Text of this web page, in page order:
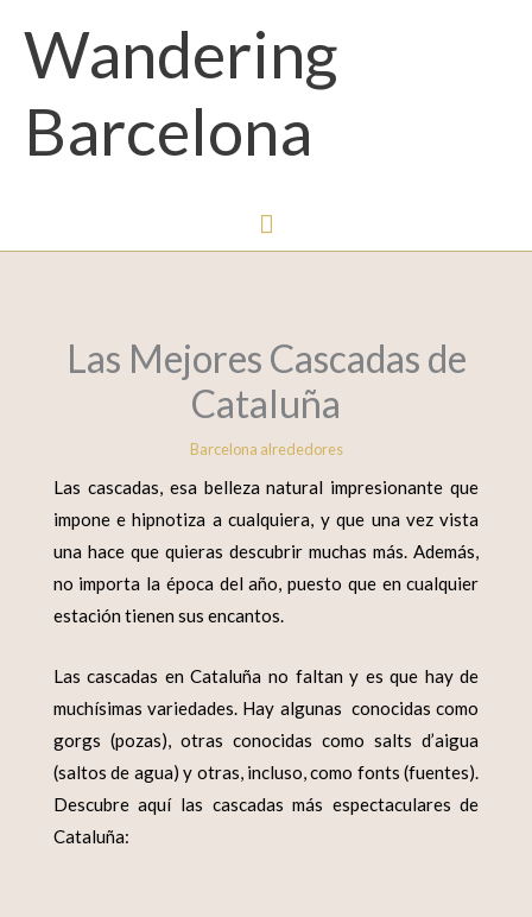
Wandering
Barcelona
principal
Las Mejores Cascadas de
Cataluña
Barcelona alrededores
Las cascadas, esa belleza natural impresionante que
impone e hipnotiza a cualquiera, y que una vez vista
una hace que quieras descubrir muchas más. Además,
no importa la época del año, puesto que en cualquier
estación tienen sus encantos.
Lascascadas en Cataluña no faltan y es que hay de
muchísimas variedades. Hay algunas conocidas como
gorgs (pozas), otras conocidas como salts d’aigua
(saltos de agua) y otras, incluso, como fonts (fuentes).
Descubre aquí las cascadas más espectaculares de
Cataluña: